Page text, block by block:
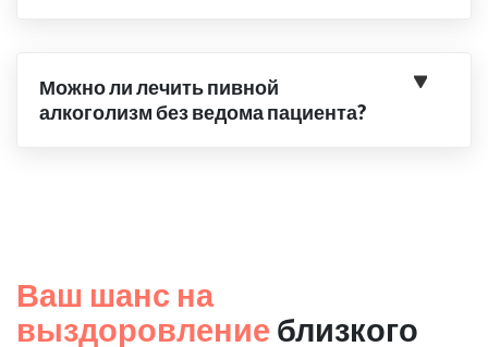
Можно ли лечить пивной
алкоголизм без ведома пациента?
Ваш шанс на
выздоровление близкого